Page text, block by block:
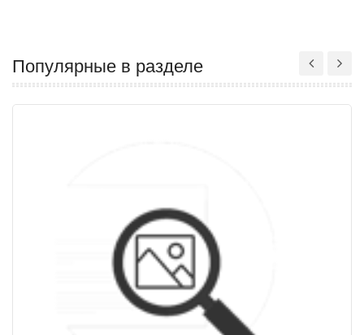
Популярные в разделе